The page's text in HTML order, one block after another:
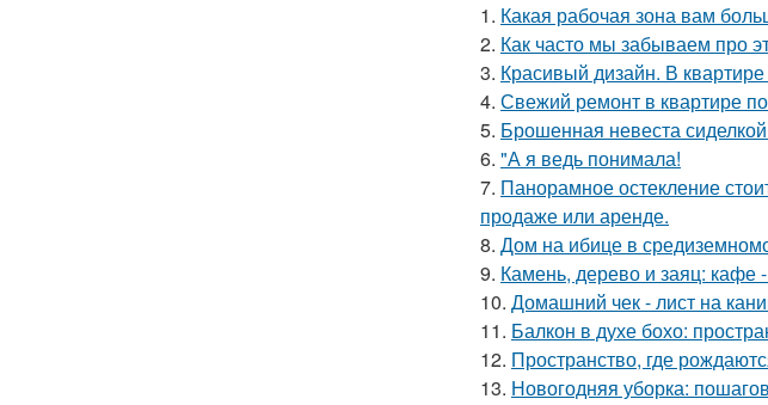
1. Какая рабочая зона вам
2. Как часто мы забываем про
3. Красивый дизайн. В
4. Свежий ремонт в квартире
5. Брошенная невеста
6. "А я ведь понимала!
7. Панорамное остекление
продаже или аренде.
8. Дом на ибице в
9. Камень, дерево и заяц: кафе
10. Домашний чек - лист на
11. Балкон в духе бохо:
12. Пространство, где
13. Новогодняя уборка: